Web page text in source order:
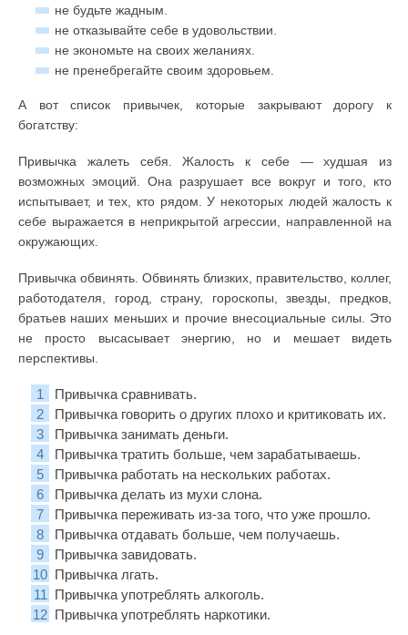
не будьте жадным.
не отказывайте себе в удовольствии.
не экономьте на своих желаниях.
не пренебрегайте своим здоровьем.
А вот список привычек, которые закрывают дорогу к
богатству:
Привычка жалеть себя. Жалость к себе — худшая из
возможных эмоций. Она разрушает все вокруг и того, кто
испытывает, и тех, кто рядом. У некоторых людей жалость к
себе выражается в неприкрытой агрессии, направленной на
окружающих.
Привычка обвинять. Обвинять близких, правительство, коллег,
работодателя, город, страну, гороскопы, звезды, предков,
братьев наших меньших и прочие внесоциальные силы. Это
не просто высасывает энергию, но и мешает видеть
перспективы.
Привычка сравнивать.
Привычка говорить о других плохо и критиковать их.
Привычка занимать деньги.
Привычка тратить больше, чем зарабатываешь.
Привычка работать на нескольких работах.
Привычка делать из мухи слона.
Привычка переживать из-за того, что уже прошло.
Привычка отдавать больше, чем получаешь.
Привычка завидовать.
Привычка лгать.
Привычка употреблять алкоголь.
Привычка употреблять наркотики.